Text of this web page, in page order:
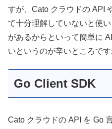
すが、Cato クラウドの API
て十分理解していないと使
があるからといって簡単に
いというのが辛いところで
Go Client SDK
Cato クラウドの API を Go